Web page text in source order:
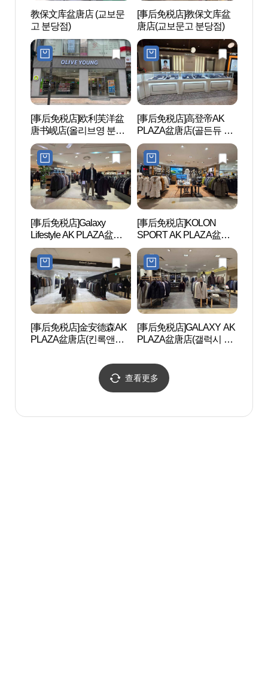
教保文库盆唐店 (교보문
고 분당점)
[事后免税店]教保文库盆
唐店(교보문고 분당점)
[事后免税店]欧利芙洋盆
唐书岘店(올리브영 분당
서현점)
[事后免税店]高登帝AK
PLAZA盆唐店(골든듀 AK
플라자 분당점)
[事后免税店]Galaxy
Lifestyle AK PLAZA盆唐
店(갤럭시라이프스타일
AK플라자 분당점)
[事后免税店]KOLON
SPORT AK PLAZA盆唐
店(코오롱스포츠 AK플라
자 분당점)
[事后免税店]金安德森AK
PLAZA盆唐店(킨록앤더
[事后免税店]GALAXY AK
PLAZA盆唐店(갤럭시 AK
查看更多